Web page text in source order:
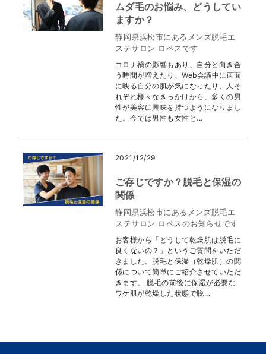
ムダ毛のお悩み、どうしてい
ますか？
静岡県浜松市にあるメンズ脱毛エ
ステサロン ロペスです
コロナ禍の影響もあり、自分と向き合
う時間が増えたり、Web会議中に画面
に映る自分の肌が気になったり、人そ
れぞれ様々なきっかけから、多くの男
性が美容に興味を持つようになりまし
た。今では男性も女性と...
2021/12/29
ご存じですか？脱毛と保湿の
関係
静岡県浜松市にあるメンズ脱毛エ
ステサロン ロペスのお知らせです
お客様から「どうして乾燥肌は脱毛に
良くないの？」というご質問をいただ
きました。脱毛と保湿（乾燥肌）の関
係について簡単にご紹介させていただ
きます。 脱毛の前後に保湿が必要な
ワケ肌が乾燥した状態で脱...